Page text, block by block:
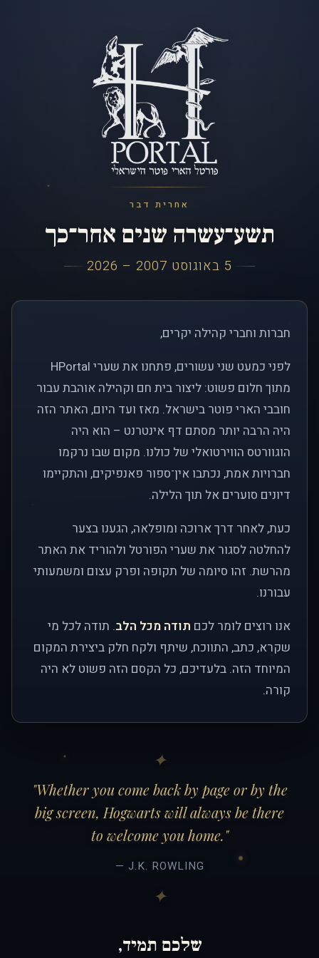
אחרית דבר
תשע־עשרה שנים אחר־כך
5 באוגוסט 2007 – 2026
חברות וחברי קהילה יקרים,
לפני כמעט שני עשורים, פתחנו את שערי HPortal
מתוך חלום פשוט: ליצור בית חם וקהילה אוהבת עבור
חובבי הארי פוטר בישראל. מאז ועד היום, האתר הזה
היה הרבה יותר מסתם דף אינטרנט – הוא היה
הוגוורטס הווירטואלי של כולנו. מקום שבו נרקמו
חברויות אמת, נכתבו אין־ספור פאנפיקים, והתקיימו
דיונים סוערים אל תוך הלילה.
כעת, לאחר דרך ארוכה ומופלאה, הגענו בצער
להחלטה לסגור את שערי הפורטל ולהוריד את האתר
מהרשת. זהו סיומה של תקופה ופרק עצום ומשמעותי
עבורנו.
אנו רוצים לומר לכם תודה מכל הלב. תודה לכל מי
שקרא, כתב, התווכח, שיתף ולקח חלק ביצירת המקום
המיוחד הזה. בלעדיכם, כל הקסם הזה פשוט לא היה
קורה.
"Whether you come back by page or by the
big screen, Hogwarts will always be there
to welcome you home."
— J.K. ROWLING
שלכם תמיד,